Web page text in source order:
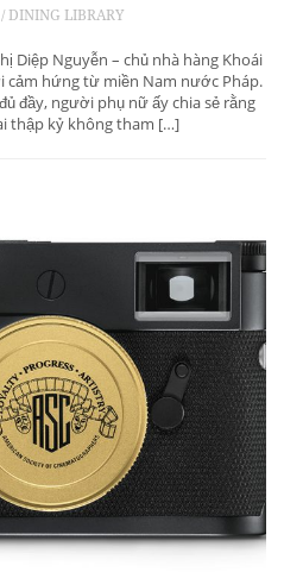
DINING LIBRARY
Diệp Nguyễn – chủ nhà hàng Khoái
cảm hứng từ miền Nam nước Pháp.
đầy, người phụ nữ ấy chia sẻ rằng
thập kỷ không tham […]